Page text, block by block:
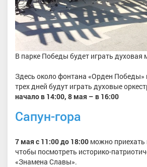
В парке Победы будет играть духовая
Здесь около фонтана «Орден Победы»
трех дней будут играть духовые
начало в 14:00, 8 мая – в 16:00
Сапун-гора
7 мая с 11:00 до 18:00 можно приехать
чтобы посмотреть историко-
«Знамена Славы».